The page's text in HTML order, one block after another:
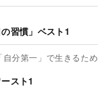
習慣」ベスト1
分第一」で生きるため
スト1